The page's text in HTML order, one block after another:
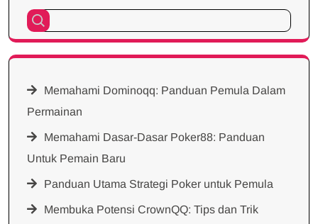
Memahami Dominoqq: Panduan Pemula Dalam
Permainan
Memahami Dasar-Dasar Poker88: Panduan
Untuk Pemain Baru
Panduan Utama Strategi Poker untuk Pemula
Membuka Potensi CrownQQ: Tips dan Trik